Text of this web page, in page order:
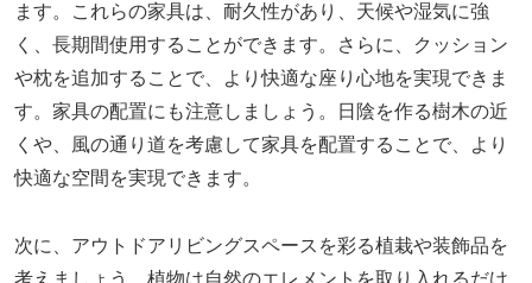
ます。これらの家具は、耐久性があり、天候や湿気に強
く、長期間使用することができます。さらに、クッション
や枕を追加することで、より快適な座り心地を実現できま
す。家具の配置にも注意しましょう。日陰を作る樹木の近
くや、風の通り道を考慮して家具を配置することで、より
快適な空間を実現できます。
次に、アウトドアリビングスペースを彩る植栽や装飾品を
考えましょう。植物は自然のエレメントを取り入れるだけ